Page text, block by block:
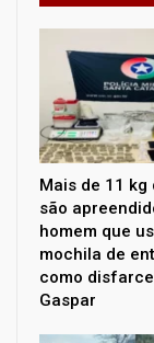
Mais de 11 kg
são
homem que
mochila de
como
Gaspar